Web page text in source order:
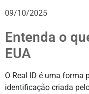
09/10/2025
Entenda o
EUA
O Real ID é uma forma
identificação criada